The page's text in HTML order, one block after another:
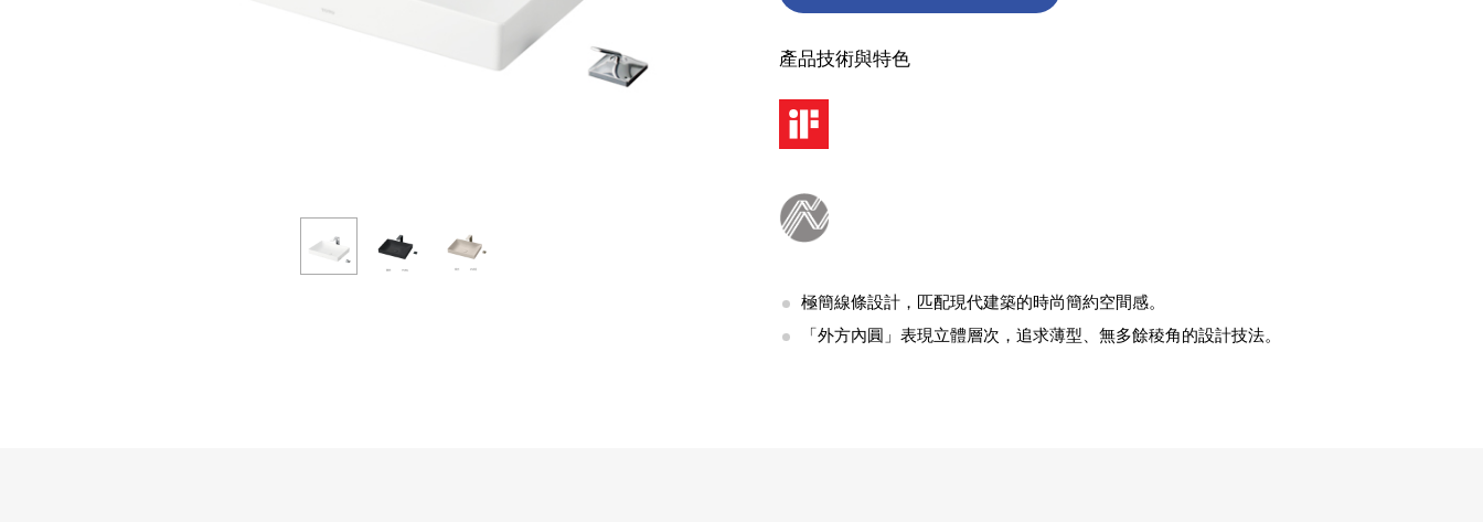
產品技術與特色
極簡線條設計，匹配現代建築的時尚簡約空間感。
「外方內圓」表現立體層次，追求薄型、無多餘稜角的設計技法。